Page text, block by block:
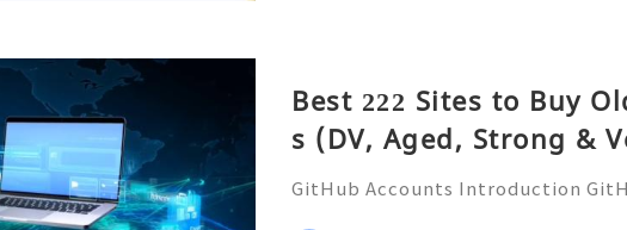
Best 222 Sites to Buy
s (DV, Aged, Strong &
GitHub Accounts Introduction